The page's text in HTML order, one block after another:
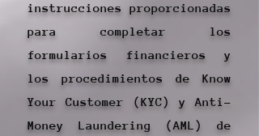
instrucciones proporcionadas
para completar los
formularios financieros y
los procedimientos de Know
Your Customer (KYC) y Anti-
Money Laundering (AML) de